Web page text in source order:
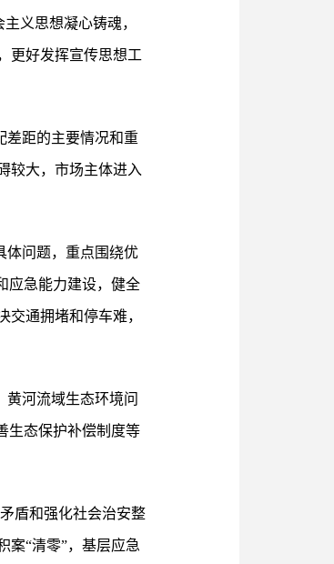
义思想凝心铸魂，
更好发挥宣传思想工
差距的主要情况和重
较大，市场主体进入
体问题，重点围绕优
应急能力建设，健全
通拥堵和停车难，
河流域生态环境问
生态保护补偿制度等
盾和强化社会治安整
案“清零”，基层应急